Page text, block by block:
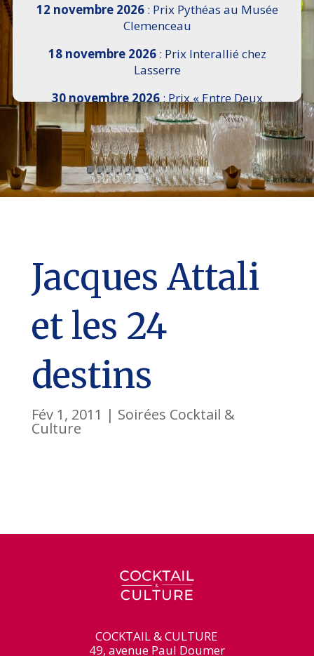
12 novembre 2026: Prix Pythéas au Musée
Clemenceau
18 novembre 2026: Prix Interallié chez
Lasserre
30 novembre 2026: Prix « Entre Deux
Rives » I Scemi Astutti au Sénat
7 décembre 2026 :16e Salon de l’Histoire de
18h30 à 21h, remise du Prix du Guesclin,
Cercle National des Armées 8 place Saint-
Augustin Paris 8e
Jacques Attali
et les 24
destins
Fév 1, 2011 | Soirées Cocktail &
Culture
COCKTAIL & CULTURE
49, avenue Paul Doumer